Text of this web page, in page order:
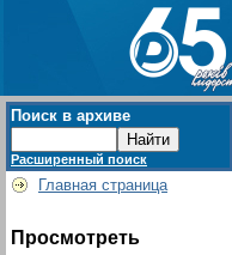
Поиск в архиве
Расширенный поиск
Главная страница
Просмотреть